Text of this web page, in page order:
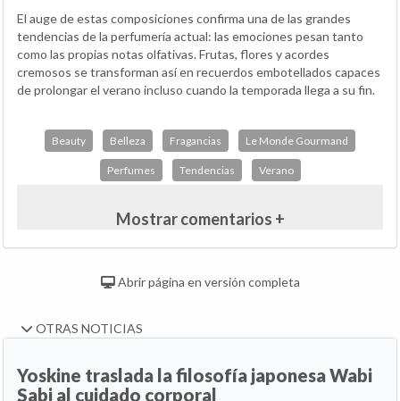
El auge de estas composiciones confirma una de las grandes
tendencias de la perfumería actual: las emociones pesan tanto
como las propias notas olfativas. Frutas, flores y acordes
cremosos se transforman así en recuerdos embotellados capaces
de prolongar el verano incluso cuando la temporada llega a su fin.
Beauty Belleza Fragancias Le Monde Gourmand
Perfumes Tendencias Verano
Mostrar comentarios +
Abrir página en versión completa
OTRAS NOTICIAS
Yoskine traslada la filosofía japonesa Wabi
Sabi al cuidado corporal